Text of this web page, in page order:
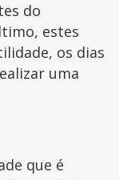
do
estes
os dias
uma
que é